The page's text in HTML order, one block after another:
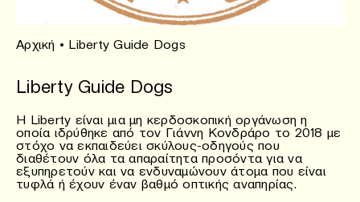
Αρχική • Liberty Guide Dogs
Liberty Guide Dogs
Η Liberty είναι μια μη κερδοσκοπική οργάνωση η
οποία ιδρύθηκε από τον Γιάννη Κονδράρο το 2018 με
στόχο να εκπαιδεύει σκύλους-οδηγούς που
διαθέτουν όλα τα απαραίτητα προσόντα για να
εξυπηρετούν και να ενδυναμώνουν άτομα που είναι
τυφλά ή έχουν έναν βαθμό οπτικής αναπηρίας.